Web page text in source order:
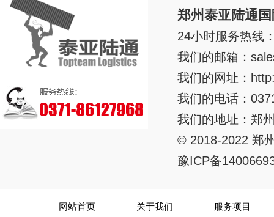
郑州泰亚陆通
24小时服务热线
我们的邮箱：
我们的网址：
我们的电话：
我们的地址：郑
© 2018-2022 郑
豫ICP备
网站首页 关于我们 服务项目